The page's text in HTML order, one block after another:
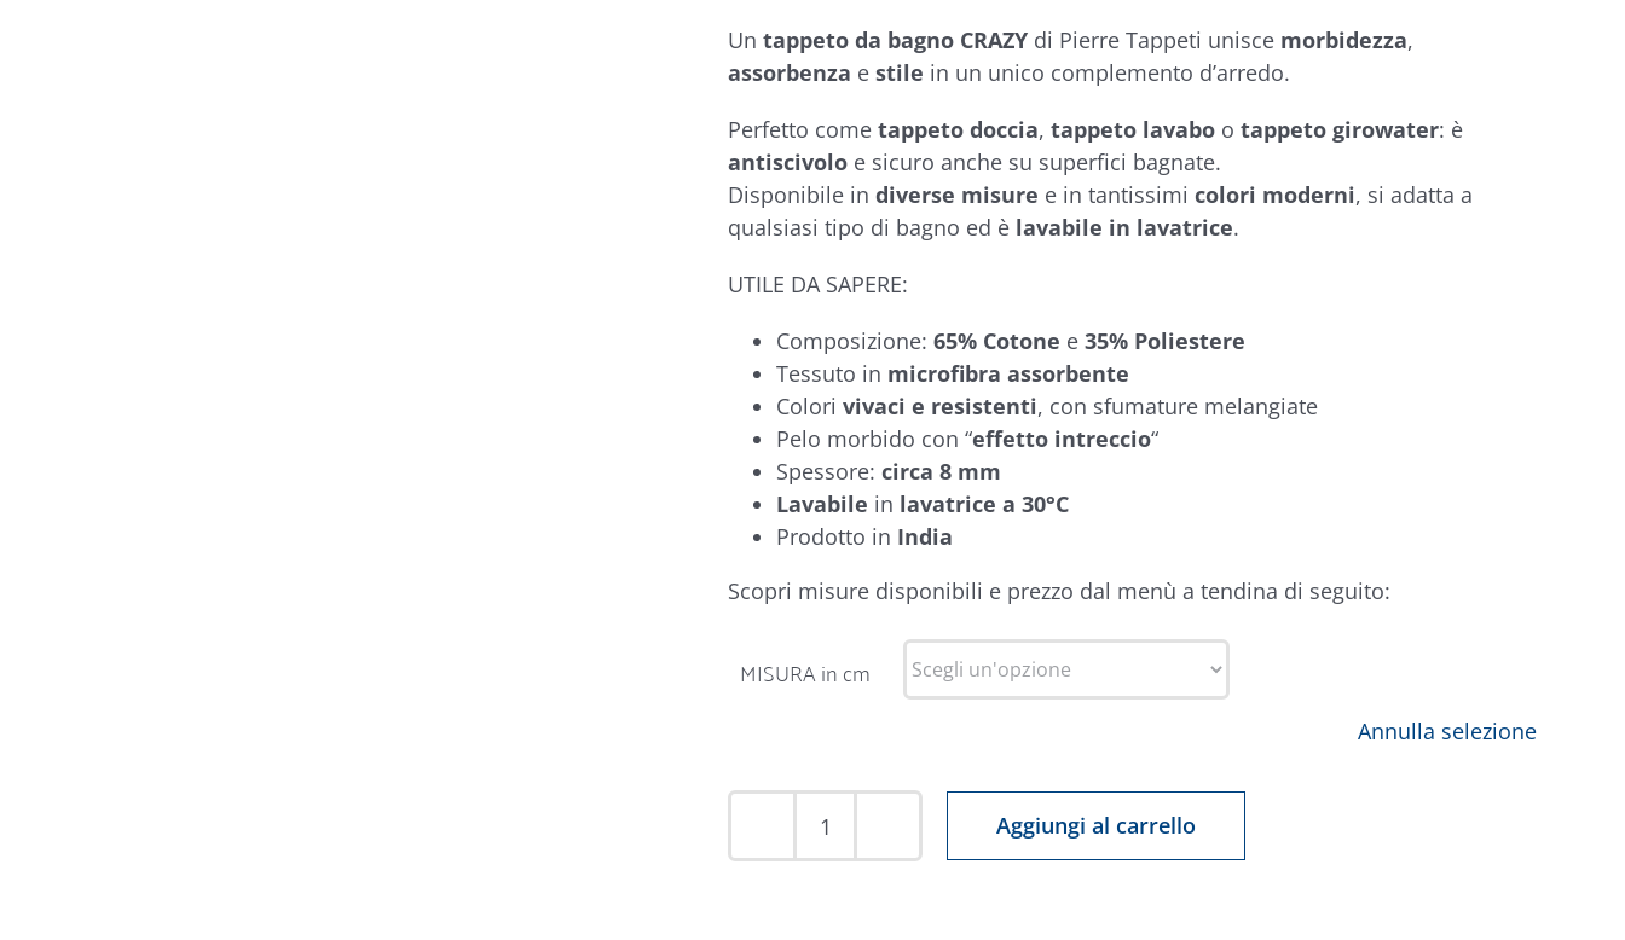
recensioni
Un tappeto da bagno CRAZY di Pierre Tappeti unisce morbidezza,
assorbenza e stile in un unico complemento d’arredo.
Perfetto come tappeto doccia, tappeto lavabo o tappeto girowater: è
antiscivolo e sicuro anche su superfici bagnate.
Disponibile in diverse misure e in tantissimi colori moderni, si adatta a
qualsiasi tipo di bagno ed è lavabile in lavatrice.
UTILE DA SAPERE:
Composizione: 65% Cotone e 35% Poliestere
Tessuto in microfibra assorbente
Colori vivaci e resistenti, con sfumature melangiate
Pelo morbido con “effetto intreccio“
Spessore: circa 8 mm
Lavabile in lavatrice a 30°C
Prodotto in India
Scopri misure disponibili e prezzo dal menù a tendina di seguito:
MISURA in cm
Annulla selezione
Tappeto
Aggiungi al carrello